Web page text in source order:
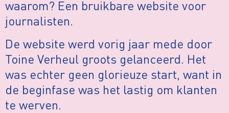
waarom? Een bruikbare website voor
journalisten.
De website werd vorig jaar mede door
Toine Verheul groots gelanceerd. Het
was echter geen glorieuze start, want in
de beginfase was het lastig om klanten
te werven.